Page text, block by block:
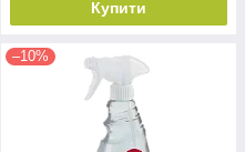
Купити
–10%